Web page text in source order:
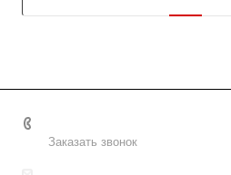
Заказать звонок